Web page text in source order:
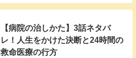
【病院の治しかた】3話ネタバ
レ！人生をかけた決断と24時間の
救命医療の行方